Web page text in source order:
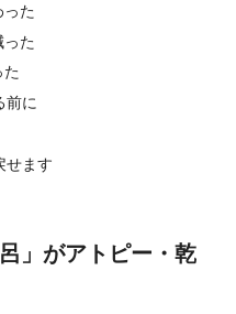
った
った
た
前に
せます
」がアトピー・乾